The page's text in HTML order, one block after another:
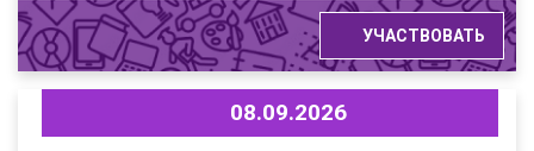
УЧАСТВОВАТЬ
08.09.2026